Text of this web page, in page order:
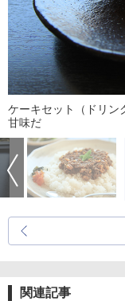
ケーキセット（ドリン
甘味だ
関連記事